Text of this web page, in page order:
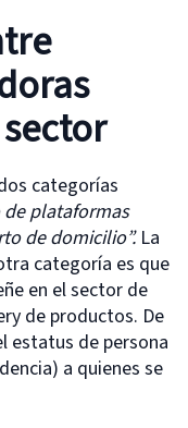
categorías
de plataformas
de domicilio”. La
categoría es que
en el sector de
de productos. De
estatus de persona
a quienes se